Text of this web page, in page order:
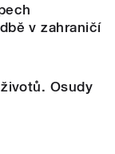
v zahraničí
Osudy